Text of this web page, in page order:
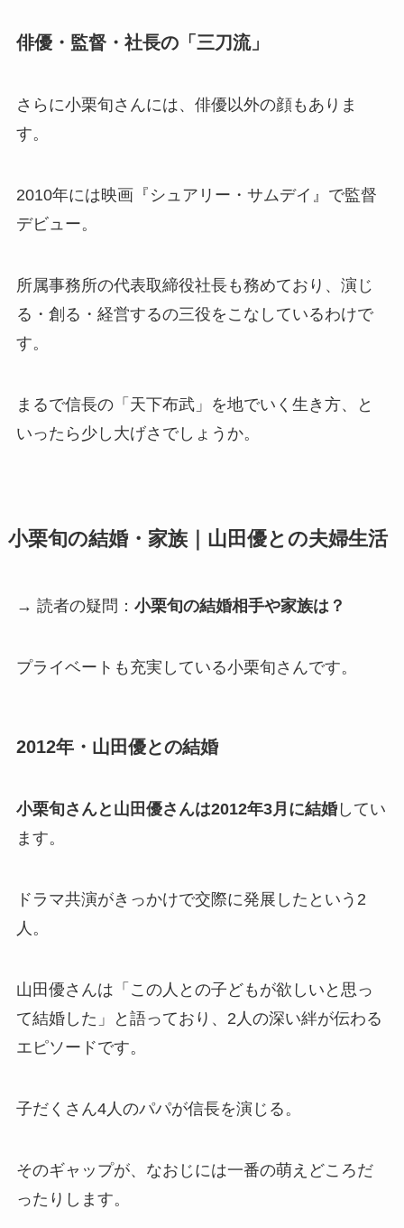
俳優・監督・社長の「三刀流」
さらに小栗旬さんには、俳優以外の顔もありま
す。
2010年には映画『シュアリー・サムデイ』で監督
デビュー。
所属事務所の代表取締役社長も務めており、演じ
る・創る・経営するの三役をこなしているわけで
す。
まるで信長の「天下布武」を地でいく生き方、と
いったら少し大げさでしょうか。
小栗旬の結婚・家族｜山田優との夫婦生活
→ 読者の疑問： 小栗旬の結婚相手や家族は？
プライベートも充実している小栗旬さんです。
2012年・山田優との結婚
小栗旬さんと山田優さんは2012年3月に結婚してい
ます。
ドラマ共演がきっかけで交際に発展したという2
人。
山田優さんは「この人との子どもが欲しいと思っ
て結婚した」と語っており、2人の深い絆が伝わる
エピソードです。
子だくさん4人のパパが信長を演じる。
そのギャップが、なおじには一番の萌えどころだ
ったりします。